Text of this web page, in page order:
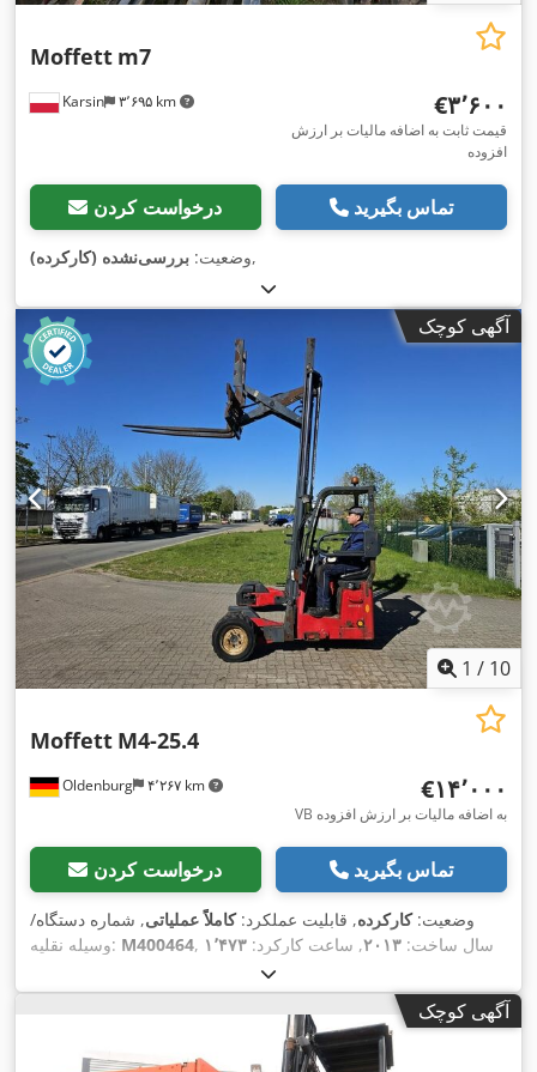
Karsin ۳٬۶۹۵ km
Moffett m7
‎€۳٬۶۰۰
قیمت ثابت به اضافه مالیات بر ارزش
افزوده
درخواست کردن تماس بگیرید
وضعیت: بررسی‌نشده (کارکرده) ,
آگهی کوچک
1 / 10
Oldenburg ۴٬۲۶۷ km
Moffett M4-25.4
‎€۱۴٬۰۰۰
VB به اضافه مالیات بر ارزش افزوده
درخواست کردن تماس بگیرید
وضعیت:کارکرده, قابلیت عملکرد:کاملاً عملیاتی, شماره دستگاه/
وسیله نقلیه: M400464 , سال ساخت: ۲۰۱۳, ساعت کارکرد: ۱٬۴۷۳
, نوع دکل:
۲٬۴۰۰ میلی‌متر
, عرض شاسی شاخک:۱٬۳۰۰ میلی‌متر
, طول
آگهی کوچک